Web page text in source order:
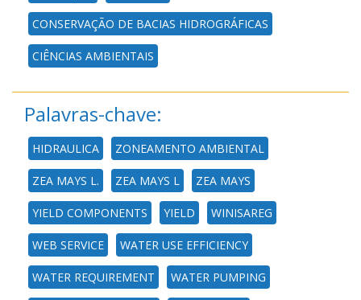
CONSERVAÇÃO DE BACIAS HIDROGRÁFICAS
CIÊNCIAS AMBIENTAIS
Palavras-chave:
HIDRAULICA ZONEAMENTO AMBIENTAL
ZEA MAYS L. ZEA MAYS L ZEA MAYS
YIELD COMPONENTS YIELD WINISAREG
WEB SERVICE WATER USE EFFICIENCY
WATER REQUIREMENT WATER PUMPING